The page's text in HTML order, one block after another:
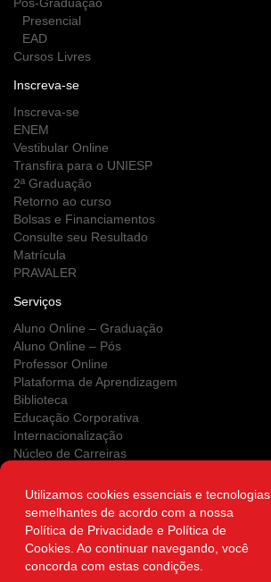
Utilizamos cookies essenciais e tecnologias
semelhantes de acordo com a nossa
Política de Privacidade e Política de
Cookies. Ao continuar navegando, você
concorda com estas condições.
Pós-Graduação
Presencial
EAD
Cursos Livres
Inscreva-se
Inscreva-se
ENEM
Vestibular Online
Transfira para o UNIESP
2ª Graduação
Retorno ao curso
Bolsas e Financiamentos
Consulte seu Resultado
Matrícula
PRAVALER
Serviços
Aluno Online – Graduação
Aluno Online – Pós
Professor Online
Plataforma de Aprendizagem
Biblioteca
Educação Corporativa
Internacionalização
Núcleo de Carreiras
NUPS
Clínica Escola
Área do Egresso
Atendimento on-line
Autenticidade